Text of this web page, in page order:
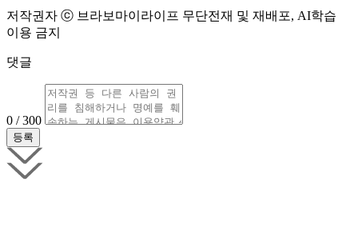
저작권자 ⓒ 브라보마이라이프 무단전재 및 재배포, AI학습
이용 금지
댓글
0 / 300